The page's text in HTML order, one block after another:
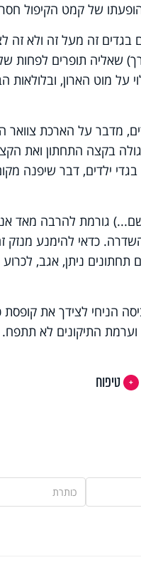
של קמט הקיפול
בגדים זה מעל זה ולא
(כעשר ס"מ רוחב וכ30 ס"מ אורך) שאליה
מוט הארון, ובלולאות
מדבר על הארכת צוואר
בקצה התחתון ואת
ילדים, דבר שיפנה
גורמת להרבה מאד
כדאי להימנע מנזק
תחתונים ניתן, אגב,
הניחי לצידך את קופסת
וערמת התיקונים לא תתפח.
טיפוח